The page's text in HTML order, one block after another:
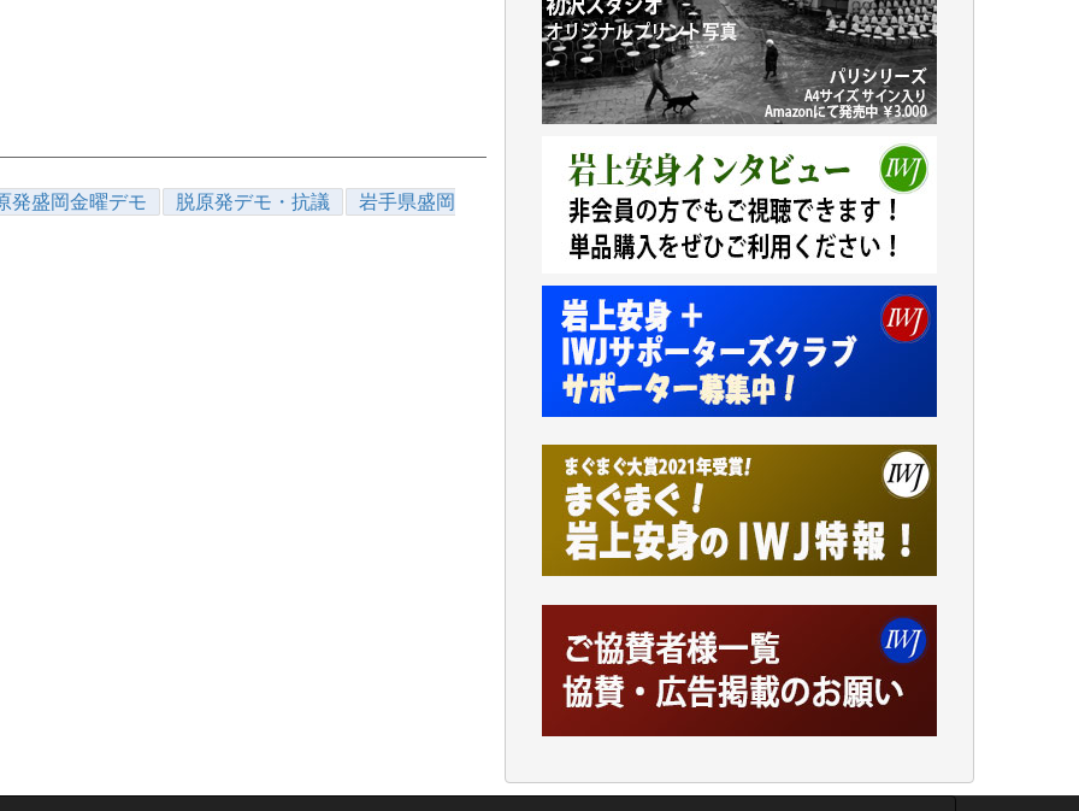
発盛岡金曜デモ 脱原発デモ・抗議
岩手県盛岡
徳山匡 様
金 盛起 様
塩川 晃平 様
松本益美 様
井出 隆太 様
及川昭男 様
岩井祐子 様
藤田英之 様
藤岡比左志 様
井出 隆太 様
小池説夫 様
アオキカナメ 様
諸般の事情によりIWJ会費払えず今は非会員
です。市民側に立つ講演会にIWJのカメラマ
われるのはあまりにもったいない。少しでも
お役立てください。（H.O.様）
今日、僅かですがカンパしました。（T.M.
様）
今日、僅かですがカンパしました。IWJの危
機を乗り切るには到底及ばない額ですが病気
の妻を抱えている私にとっては精一杯のカン
パです。
かねてよりIWJが発してきた膨大な取材記事
ューは大袈裟ではなく、極めて重要な知的財